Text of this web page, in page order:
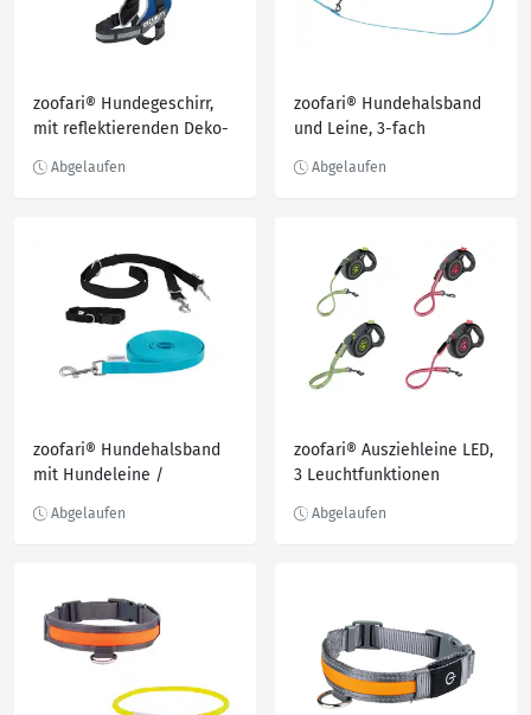
zoofari® Hundegeschirr,
mit reflektierenden Deko-
zoofari® Hundehalsband
und Leine, 3-fach
zoofari® Hundehalsband
mit Hundeleine /
zoofari® Ausziehleine LED,
3 Leuchtfunktionen